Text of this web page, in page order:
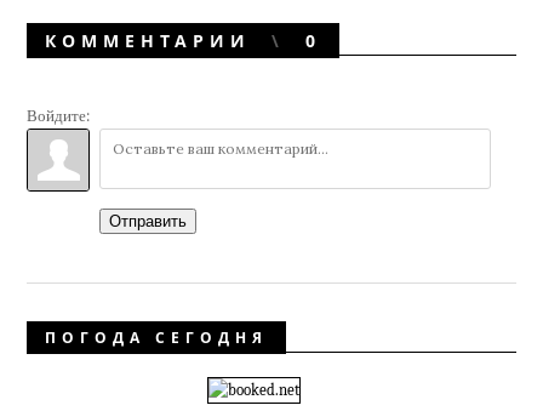
КОММЕНТАРИИ 0
Войдите:
Отправить
ПОГОДА СЕГОДНЯ